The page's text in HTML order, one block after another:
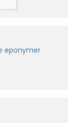
eponymer